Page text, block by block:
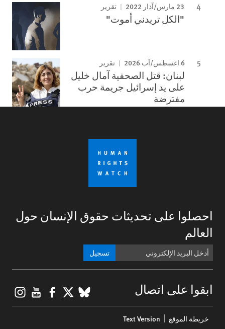
23 مارس/آذار 2022 تقرير
"الكل تريدني أموت"
6 اغسطس/آب 2026 تقرير
لبنان: قتل الصحفية آمال خليل
على يد إسرائيل جريمة حرب
مفترضة
احصلوا على تحديثات حقوق الإنسان حول
العالم
تسجيل
ابقوا على اتصال BlueSky
X
menu
خريطة الموقع Text Version